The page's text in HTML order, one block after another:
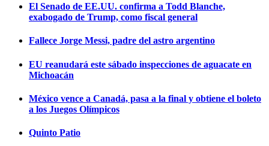
El Senado de EE.UU. confirma a Todd Blanche,
exabogado de Trump, como fiscal general
Fallece Jorge Messi, padre del astro argentino
EU reanudará este sábado inspecciones de aguacate en
Michoacán
México vence a Canadá, pasa a la final y obtiene el boleto
a los Juegos Olímpicos
Quinto Patio